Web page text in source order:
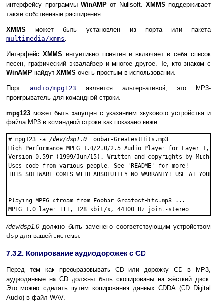
интерфейсу программы WinAMP от Nullsoft. XMMS поддерживает
также собственные расширения.
XMMS может быть установлен из порта или пакета
multimedia/xmms.
Интерфейс XMMS интуитивно понятен и включает в себя список
песен, графический эквалайзер и многое другое. Те, кто знаком с
WinAMP найдут XMMS очень простым в использовании.
Порт audio/mpg123 является альтернативой, это MP3-
проигрыватель для командной строки.
mpg123 может быть запущен с указанием звукового устройства и
файла MP3 в командной строке как показано ниже:
# mpg123 -a /dev/dsp1.0 Foobar-GreatestHits.mp3
High Performance MPEG 1.0/2.0/2.5 Audio Player for Layer 1,
Version 0.59r (1999/Jun/15). Written and copyrights by
Uses code from various people. See 'README' for more!
THIS SOFTWARE COMES WITH ABSOLUTELY NO WARRANTY! USE AT YOUR
Playing MPEG stream from Foobar-GreatestHits.mp3 ...
/dev/dsp1.0должно быть заменено соответствующим устройством
dsp для вашей системы.
7.3.2. Копирование аудиодорожек с CD
Перед тем как преобразовывать CD или дорожку CD в MP3,
аудиоданные на CD должны быть скопированы на жёсткий диск.
Это можно сделать путём копирования данных CDDA (CD Digital
Audio) в файл WAV.